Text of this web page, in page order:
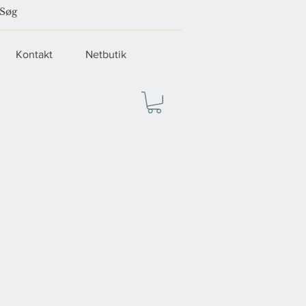
Kontakt Netbutik